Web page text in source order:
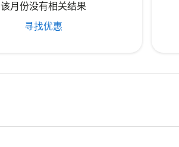
该月份没有相关结果
寻找优惠
MEL–SUB: cmp-view-offers-
MEL–SUB: cmp-view-offers-
MEL–SUB: cmp-view-
MEL–SUB: cmp-
MEL–SUB: